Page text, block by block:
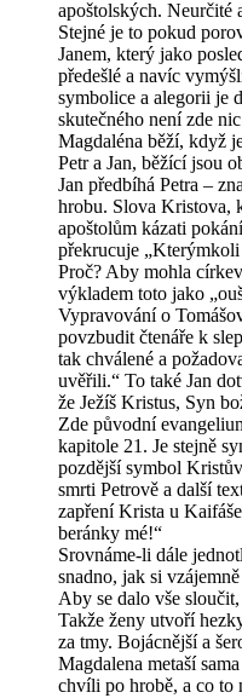
apoštolských. Neurčité
Stejné je to pokud
Janem, který jako
předešlé a navíc
symbolice a alegorii je
skutečného není zde
Magdaléna běží, když
Petr a Jan, běžící jsou
Jan předbíhá Petra –
hrobu. Slova Kristova,
apoštolům kázati
překrucuje
Proč? Aby mohla
výkladem toto jako
Vypravování o
povzbudit čtenáře k
tak chválené a
uvěřili.“ To také Jan
že Ježíš Kristus, Syn
Zde původní
kapitole 21. Je stejně
pozdější symbol
smrti Petrově a další
zapření Krista u
beránky mé!“
Srovnáme-li dále
snadno, jak si
Aby se dalo vše
Takže ženy utvoří
za tmy. Bojácnější a
Magdalena metaší
chvíli po hrobě, a co to